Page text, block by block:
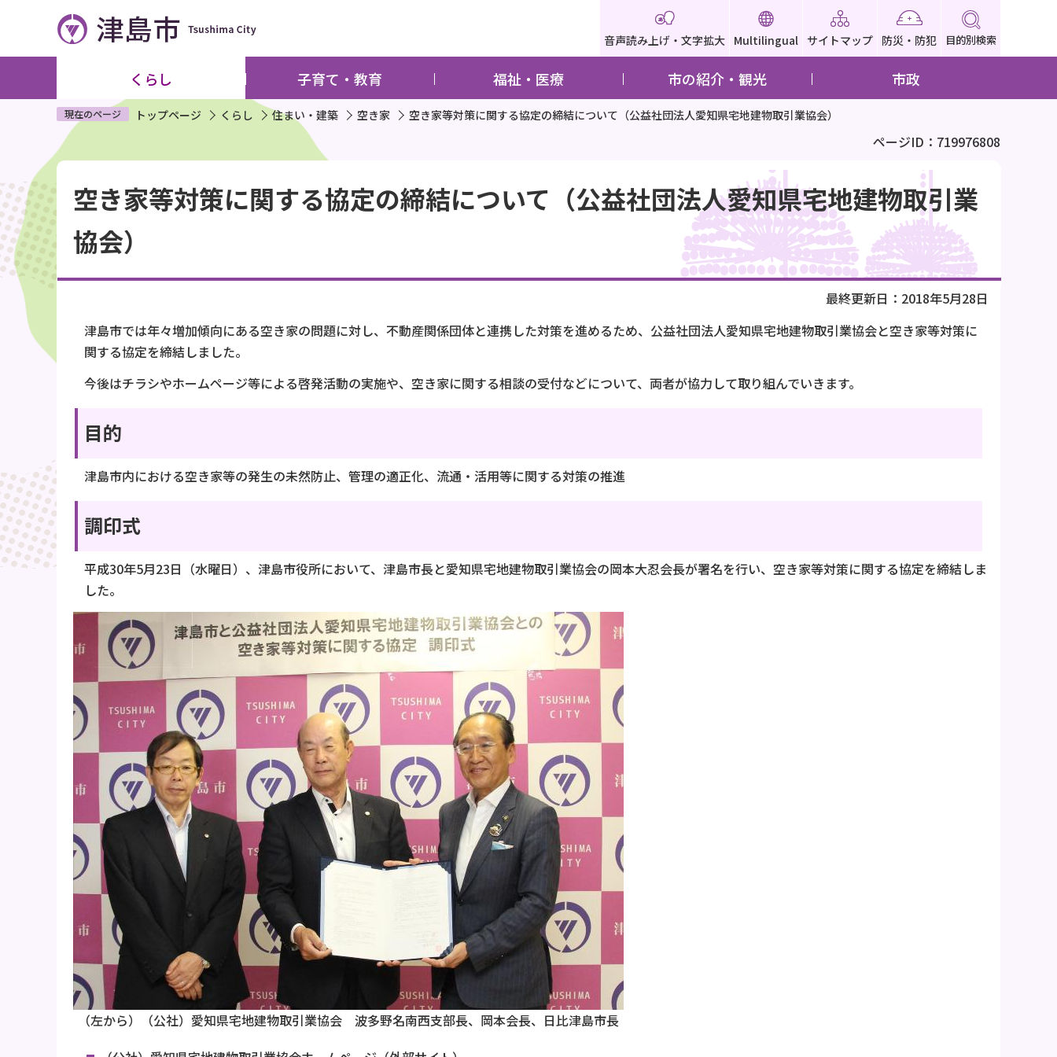
ペ
ジ
で
す
音声読み上げ・文字拡大 Multilingual サイトマップ 防災・防犯 目的別検索
くらし 子育て・教育 福祉・医療 市の紹介・観光 市政
現在のページ トップページ くらし 住まい・建築 空き家 空き家等対策に関する協定の締結について（公益社団法人愛知県宅地建物取引業協会）
ページID：719976808
文
こ
こ
か
ら
空き家等対策に関する協定の締結について（公益社団法人愛知県宅地建物取引業
協会）
最終更新日：2018年5月28日
津島市では年々増加傾向にある空き家の問題に対し、不動産関係団体と連携した対策を進めるため、公益社団法人愛知県宅地建物取引業協会と空き家等対策に
関する協定を締結しました。
今後はチラシやホームページ等による啓発活動の実施や、空き家に関する相談の受付などについて、両者が協力して取り組んでいきます。
目的
津島市内における空き家等の発生の未然防止、管理の適正化、流通・活用等に関する対策の推進
調印式
平成30年5月23日（水曜日）、津島市役所において、津島市長と愛知県宅地建物取引業協会の岡本大忍会長が署名を行い、空き家等対策に関する協定を締結しま
した。
（左から）（公社）愛知県宅地建物取引業協会 波多野名南西支部長、岡本会長、日比津島市長